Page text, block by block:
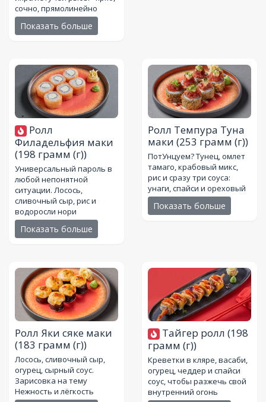
сочно, прямолинейно
Показать больше
Ролл
Филадельфия маки
(198 грамм (г))
Универсальный пароль в
любой непонятной
ситуации. Лосось,
сливочный сыр, рис и
водоросли нори
Показать больше
Ролл Темпура Туна
маки (253 грамм (г))
ПотУнцуем? Тунец, омлет
тамаго, крабовый микс,
рис и сразу три соуса:
унаги, спайси и ореховый
Показать больше
Ролл Яки сяке маки
(183 грамм (г))
Лосось, сливочный сыр,
огурец, сырный соус.
Зарисовка на тему
Нежность и лёгкость
Тайгер ролл(198
грамм (г))
Креветки в кляре, васаби,
огурец, чеддер и спайси
соус, чтобы разжечь свой
внутренний огонь